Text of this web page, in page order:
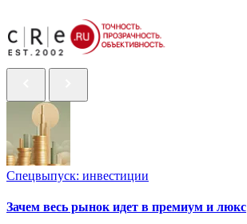
Спецвыпуск: инвестиции
Зачем весь рынок идет в премиум и люкс